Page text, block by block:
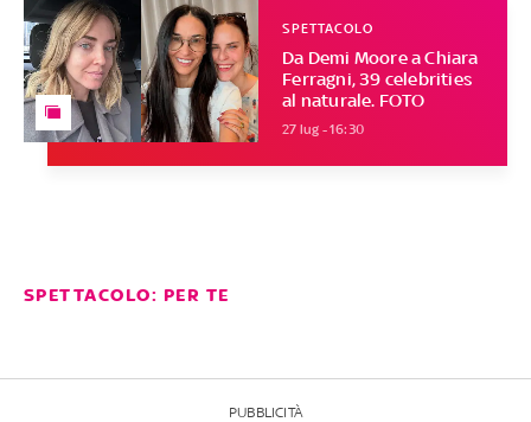
Da Demi Moore a Chiara
Ferragni, 39 celebrities
al naturale. FOTO
SPETTACOLO
27 lug - 16:30
SPETTACOLO: PER TE
PUBBLICITÀ